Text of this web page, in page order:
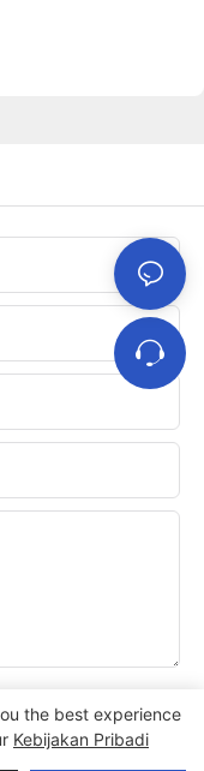
the best experience
Kebijakan Pribadi